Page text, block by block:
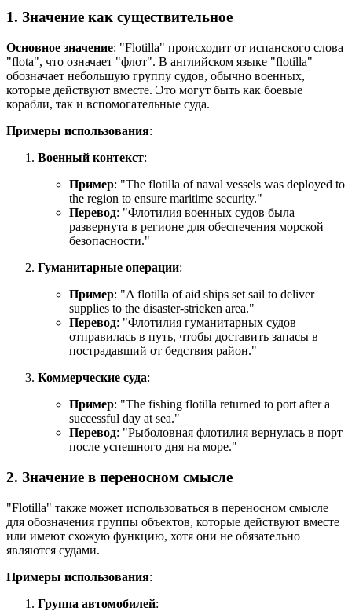
1. Значение как существительное
Основное значение: "Flotilla" происходит от испанского слова
"flota", что означает "флот". В английском языке "flotilla"
обозначает небольшую группу судов, обычно военных,
которые действуют вместе. Это могут быть как боевые
корабли, так и вспомогательные суда.
Примеры использования:
Военный контекст:
Пример: "The flotilla of naval vessels was deployed to
the region to ensure maritime security."
Перевод: "Флотилия военных судов была
развернута в регионе для обеспечения морской
безопасности."
Гуманитарные операции:
Пример: "A flotilla of aid ships set sail to deliver
supplies to the disaster-stricken area."
Перевод: "Флотилия гуманитарных судов
отправилась в путь, чтобы доставить запасы в
пострадавший от бедствия район."
Коммерческие суда:
Пример: "The fishing flotilla returned to port after a
successful day at sea."
Перевод: "Рыболовная флотилия вернулась в порт
после успешного дня на море."
2. Значение в переносном смысле
"Flotilla" также может использоваться в переносном смысле
для обозначения группы объектов, которые действуют вместе
или имеют схожую функцию, хотя они не обязательно
являются судами.
Примеры использования:
Группа автомобилей: